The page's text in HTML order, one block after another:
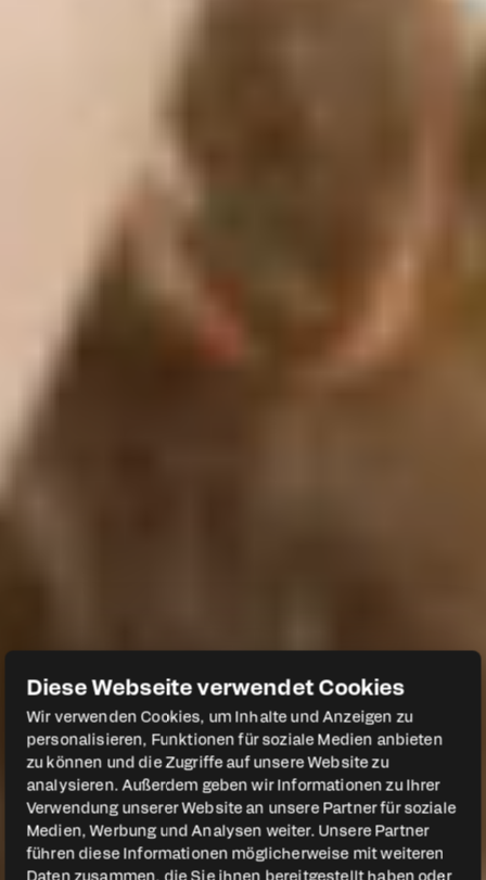
Diese Webseite verwendet Cookies
Wir verwenden Cookies, um Inhalte und Anzeigen zu
personalisieren, Funktionen für soziale Medien anbieten
zu können und die Zugriffe auf unsere Website zu
analysieren. Außerdem geben wir Informationen zu Ihrer
Verwendung unserer Website an unsere Partner für soziale
Medien, Werbung und Analysen weiter. Unsere Partner
führen diese Informationen möglicherweise mit weiteren
Daten zusammen, die Sie ihnen bereitgestellt haben oder
04./05. Juni 2027·
Signal Iduna Park Dortmund
HEROCON 2027
Vom Handwerker bis